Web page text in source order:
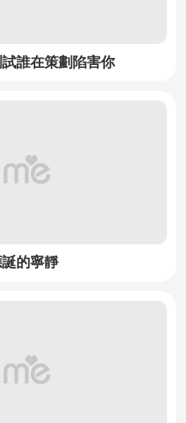
誰在策劃陷害你
的寧靜